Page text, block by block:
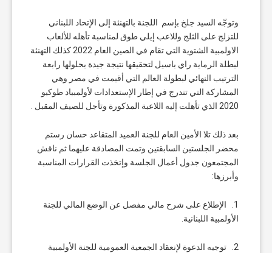
وتوجّه السيد جلخ بإسم اللجنة بالتهنئة إلى الإتحاد اللبناني
للتزلج على الثلج وللاعب إيلي طوق لمناسبة تأهله للألعاب
الاولمبية الشتوية التي تقام في الصين العام 2022 كذلك التهنئة
لبطلة الرماية راي باسيل لتحقيقها نتيجة جيدة بحلولها رابعة
الترتيب النهائي لبطولة العالم التي أقيمت في مصر وهي
المشاركة التي تندرج في إطار الإستعدادات لأولمبياد طوكيو
2020 الذي تأهلت إليه اللاعبة المذكورة وتأجل للصيف المقبل .
بعد ذلك تلا الأمين العام للجنة العميد المتقاعد حسان رستم
محضر الجلستين السابقتين وتمت المصادقة عليهما ثم ناقش
المجتمعون جدول أعمال الجلسة وإتخذت القرارات المناسبة
وأبرزها:
1. الإطلاع على شرح مالي مفصل عن الوضع المالي للجنة
الأولمبية اللبنانية.
2. توجيه الدعوة لإنعقاد الجمعية العمومية للجنة الأولمبية